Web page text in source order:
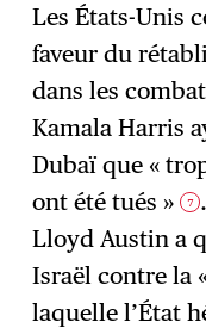
Les États-Unis
faveur du
dans les
Kamala Harris
Dubaï que «
ont été tués » 7
Lloyd Austin a
Israël contre la
laquelle l’État